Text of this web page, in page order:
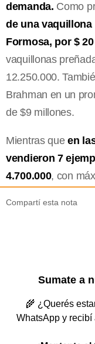
demanda. Como
de una vaquillona
Formosa, por $
vaquillonas
12.250.000.
Brahman en un
de $9 millones.
Mientras queen
vendieron 7
4.700.000, con
Compartí esta nota
Sumate a
🌾 ¿Querés
WhatsApp y recibí